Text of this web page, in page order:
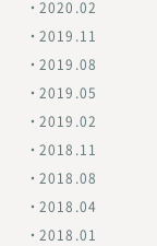
2020.02
2019.11
2019.08
2019.05
2019.02
2018.11
2018.08
2018.04
2018.01